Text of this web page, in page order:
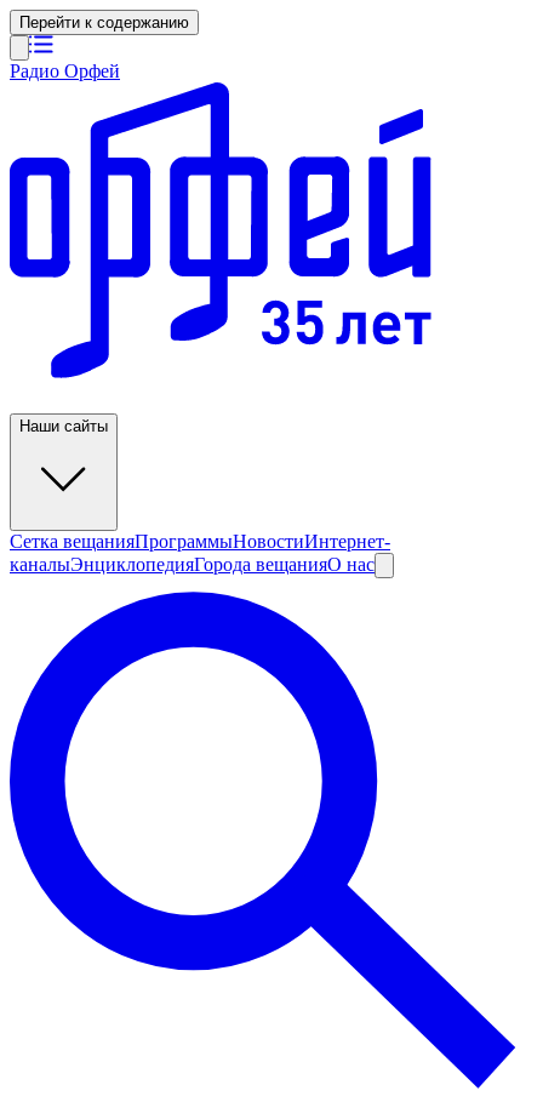
Перейти к содержанию
Радио Орфей
Наши сайты
Сетка вещанияПрограммыНовостиИнтернет-
каналыЭнциклопедияГорода вещанияО нас